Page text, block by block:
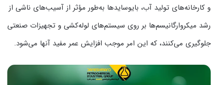
و کارخانه‌های تولید آب، بایوسایدها به‌طور مؤثر از آسیب‌های ناشی از
رشد میکروارگانیسم‌ها بر روی سیستم‌های لوله‌کشی و تجهیزات صنعتی
جلوگیری می‌کنند، که این امر موجب افزایش عمر مفید آنها می‌شود.